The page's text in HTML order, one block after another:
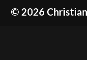
© 2026 Christian